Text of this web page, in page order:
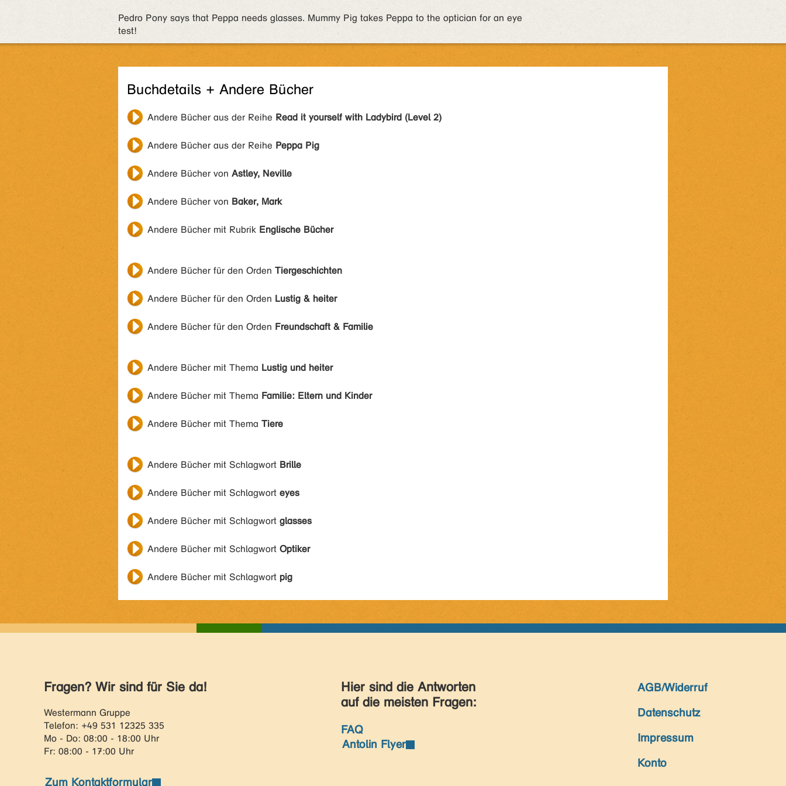
Pedro Pony says that Peppa needs glasses. Mummy Pig takes Peppa to the optician for an eye
test!
Buchdetails + Andere Bücher
Andere Bücher aus der Reihe Read it yourself with Ladybird (Level 2)
Andere Bücher aus der Reihe Peppa Pig
Andere Bücher von Astley, Neville
Andere Bücher von Baker, Mark
Andere Bücher mit Rubrik Englische Bücher
Andere Bücher für den Orden Tiergeschichten
Andere Bücher für den Orden Lustig & heiter
Andere Bücher für den Orden Freundschaft & Familie
Andere Bücher mit Thema Lustig und heiter
Andere Bücher mit Thema Familie: Eltern und Kinder
Andere Bücher mit Thema Tiere
Andere Bücher mit Schlagwort Brille
Andere Bücher mit Schlagwort eyes
Andere Bücher mit Schlagwort glasses
Andere Bücher mit Schlagwort Optiker
Andere Bücher mit Schlagwort pig